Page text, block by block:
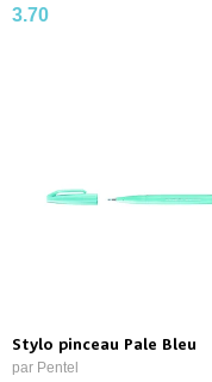
3.70
Stylo pinceau Pale Bleu
par Pentel